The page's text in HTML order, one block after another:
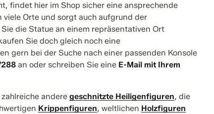
findet hier im Shop sicher eine ansprechende
viele Orte und sorgt auch aufgrund der
die Statue an einem repräsentativen Ort
Sie doch gleich noch eine
gern bei der Suche nach einer passenden Konsole
an oder schreiben Sie eine E-Mail mit Ihrem
andere geschnitzte Heiligenfiguren, die
Krippenfiguren, weltlichen Holzfiguren